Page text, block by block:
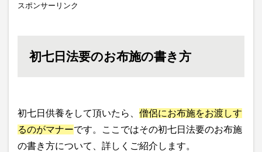
スポンサーリンク
初七日法要のお布施の書き方
初七日供養をして頂いたら、 僧侶にお布施をお渡しす
るのがマナーです。ここではその初七日法要のお布施
の書き方について、詳しくご紹介します。